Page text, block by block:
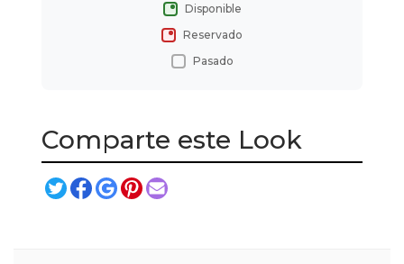
Disponible
Reservado
Pasado
Comparte este Look